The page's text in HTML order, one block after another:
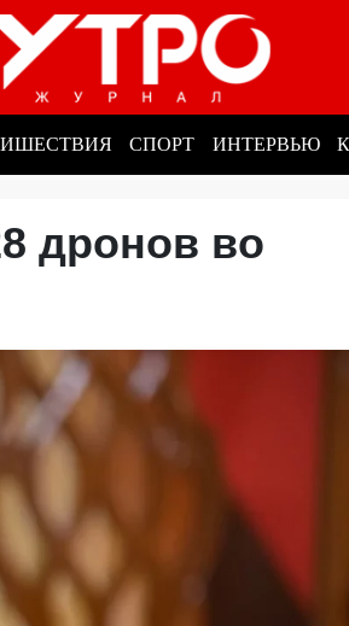
СПОРТ ИНТЕРВЬЮ
дронов во